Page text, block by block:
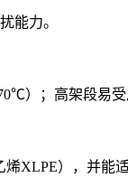
能力。
）；高架段易受
XLPE），并能适